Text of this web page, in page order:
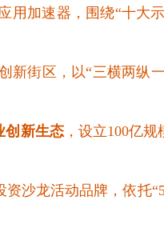
用加速器，围绕“十大
新街区，以“三横两纵
创新生态，设立100亿规
沙龙活动品牌，依托